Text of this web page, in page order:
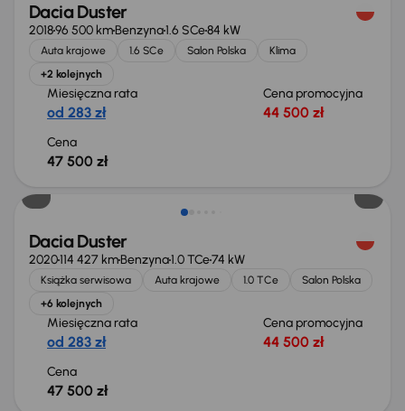
Dacia Duster
201896 500 kmBenzyna1.6 SCe84 kW
Auta krajowe 1.6 SCe Salon Polska
Klima
+2 kolejnych
Miesięczna rata
od 283 zł
Cena promocyjna
44 500 zł
Cena
47 500 zł
Dacia Duster
2020114 427 kmBenzyna1.0 TCe74 kW
Książka serwisowa Auta krajowe 1.0 TCe
Salon Polska
+6 kolejnych
Miesięczna rata
od 283 zł
Cena promocyjna
44 500 zł
Cena
47 500 zł
Świeżo skupione